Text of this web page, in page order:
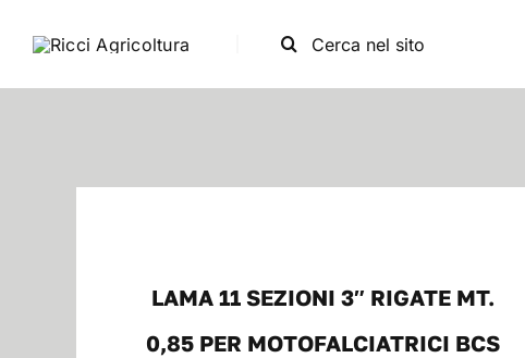
Cerca
LAMA 11 SEZIONI 3″ RIGATE MT.
0,85 PER MOTOFALCIATRICI BCS